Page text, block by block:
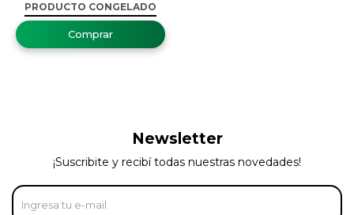
PRODUCTO CONGELADO
Newsletter
¡Suscribite y recibí todas nuestras novedades!